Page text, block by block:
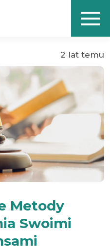
2 lat temu
Metody
Swoimi